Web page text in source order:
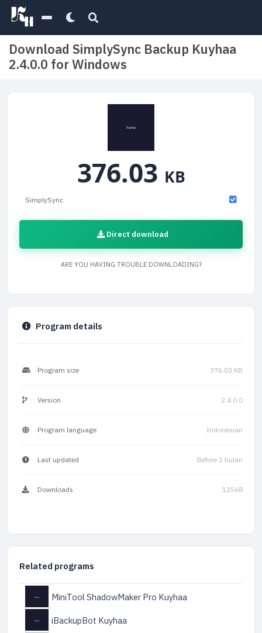
Download SimplySync Backup Kuyhaa
2.4.0.0 for Windows
376.03 KB
SimplySync
Direct download
ARE YOU HAVING TROUBLE DOWNLOADING?
Program details
Program size 376.03 KB
Version 2.4.0.0
Program language Indonesian
Last updated Before 2 bulan
Downloads 12568
Related programs
MiniTool ShadowMaker Pro Kuyhaa
iBackupBot Kuyhaa